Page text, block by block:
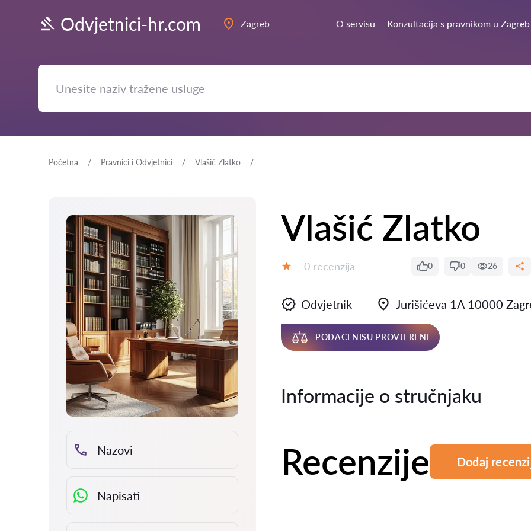
Odvjetnici-hr.com Zagreb O servisu Konzultacija s pravnikom u Zagreb
Početna Pravnici i Odvjetnici Vlašić Zlatko
Nazovi
Napisati
Vlašić Zlatko
Recenzija:
0 recenzija 0 0 26
Odvjetnik Jurišićeva 1A 10000
PODACI NISU PROVJERENI
Informacije o stručnjaku
Recenzije Dodaj